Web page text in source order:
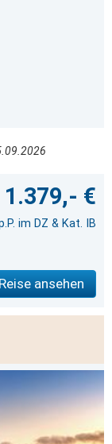
1.379,- €
im DZ & Kat. IB
Reise ansehen